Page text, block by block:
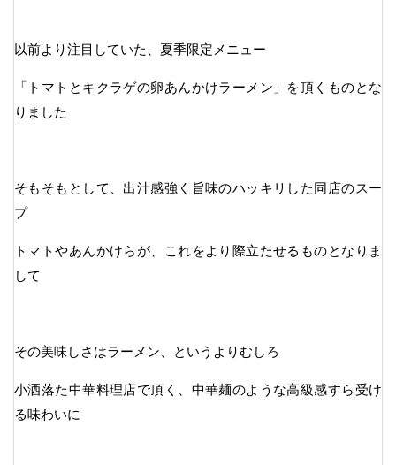
以前より注目していた、夏季限定メニュー
「トマトとキクラゲの卵あんかけラーメン」を頂くものとな
りました
そもそもとして、出汁感強く旨味のハッキリした同店のスー
プ
トマトやあんかけらが、これをより際立たせるものとなりま
して
その美味しさはラーメン、というよりむしろ
小洒落た中華料理店で頂く、中華麺のような高級感すら受け
る味わいに